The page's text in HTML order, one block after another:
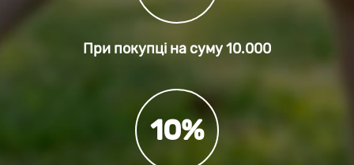
При покупці на суму10.000
10%